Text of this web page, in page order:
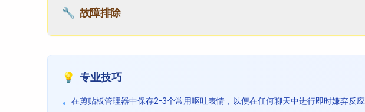
🔧 故障排除
💡 专业技巧
• 在剪贴板管理器中保存2-3个常用呕吐表情，以便在任何聊天中进行即时嫌弃反应